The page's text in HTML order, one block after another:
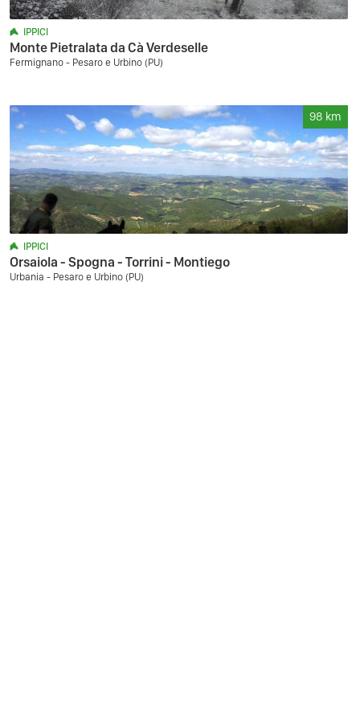
IPPICI
Monte Pietralata da Cà Verdeselle
Fermignano - Pesaro e Urbino (PU)
98 km
IPPICI
Orsaiola - Spogna - Torrini - Montiego
Urbania - Pesaro e Urbino (PU)